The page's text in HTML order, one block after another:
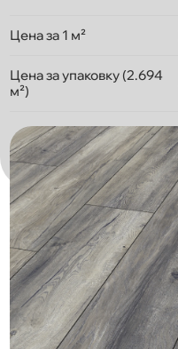
Цена за 1 м²
Цена за упаковку (2.694
м²)